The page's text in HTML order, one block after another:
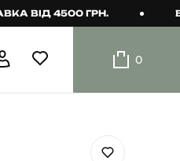
4500 ГРН.
0